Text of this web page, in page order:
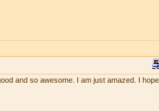
and so awesome. I am just amazed. I